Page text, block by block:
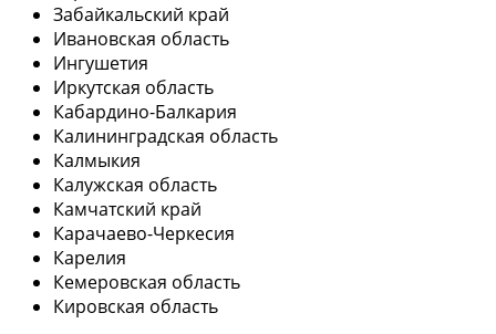
Забайкальский край
Ивановская область
Ингушетия
Иркутская область
Кабардино-Балкария
Калининградская область
Калмыкия
Калужская область
Камчатский край
Карачаево-Черкесия
Карелия
Кемеровская область
Кировская область